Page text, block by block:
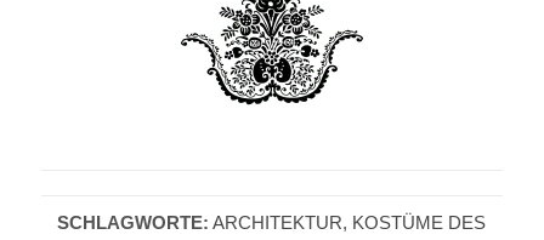
SCHLAGWORTE: ARCHITEKTUR, KOSTÜME DES